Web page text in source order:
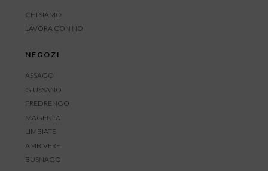
CHI SIAMO
LAVORA CON NOI
NEGOZI
ASSAGO
GIUSSANO
PREDRENGO
MAGENTA
LIMBIATE
AMBIVERE
BUSNAGO